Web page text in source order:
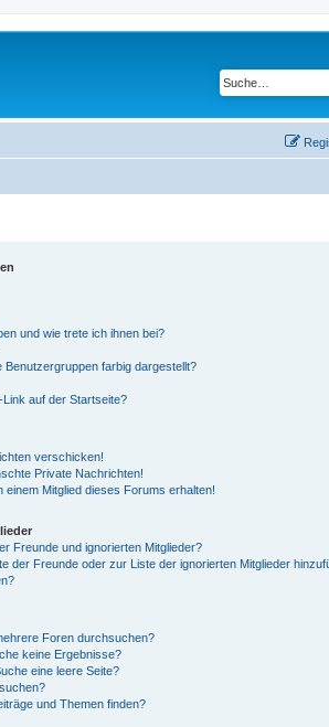
und wie trete ich ihnen bei?
farbig dargestellt?
Link auf der Startseite?
verschicken!
Private Nachrichten!
einem Mitglied dieses Forums erhalten!
Freunde und ignorierten Mitglieder?
der Freunde oder zur Liste der ignorierten Mitglieder
Foren durchsuchen?
keine Ergebnisse?
eine leere Seite?
und Themen finden?